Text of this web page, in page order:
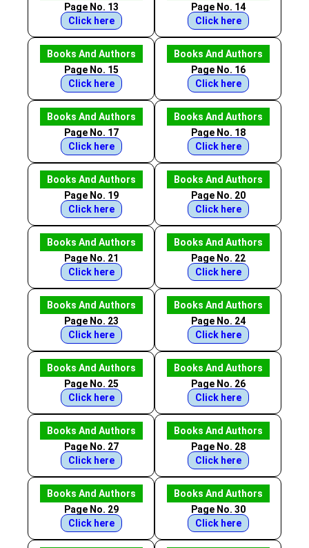
Page No. 13
Click here
Page No. 14
Click here
Books And Authors
Page No. 15
Click here
Books And Authors
Page No. 16
Click here
Books And Authors
Page No. 17
Click here
Books And Authors
Page No. 18
Click here
Books And Authors
Page No. 19
Click here
Books And Authors
Page No. 20
Click here
Books And Authors
Page No. 21
Click here
Books And Authors
Page No. 22
Click here
Books And Authors
Page No. 23
Click here
Books And Authors
Page No. 24
Click here
Books And Authors
Page No. 25
Click here
Books And Authors
Page No. 26
Click here
Books And Authors
Page No. 27
Click here
Books And Authors
Page No. 28
Click here
Books And Authors
Page No. 29
Click here
Books And Authors
Page No. 30
Click here